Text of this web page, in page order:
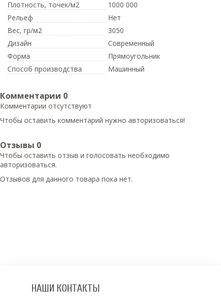
Плотность, точек/м2
1000 000
Рельеф
Нет
Вес, гр/м2
3050
Дизайн
Современный
Форма
Прямоугольник
Способ производства
Машинный
Комментарии 0
Комментарии отсутствуют
Чтобы оставить комментарий нужно авторизоваться!
Отзывы 0
Чтобы оcтавить отзыв и голосовать необходимо
авторизоваться.
Отзывов для данного товара пока нет.
НАШИ КОНТАКТЫ